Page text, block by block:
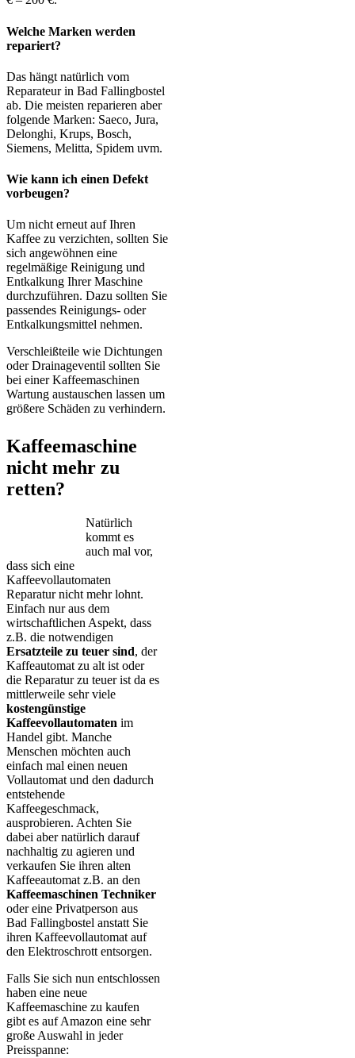
Welche Marken werden
repariert?
Das hängt natürlich vom
Reparateur in Bad Fallingbostel
ab. Die meisten reparieren aber
folgende Marken: Saeco, Jura,
Delonghi, Krups, Bosch,
Siemens, Melitta, Spidem uvm.
Wie kann ich einen Defekt
vorbeugen?
Um nicht erneut auf Ihren
Kaffee zu verzichten, sollten Sie
sich angewöhnen eine
regelmäßige Reinigung und
Entkalkung Ihrer Maschine
durchzuführen. Dazu sollten Sie
passendes Reinigungs- oder
Entkalkungsmittel nehmen.
Verschleißteile wie Dichtungen
oder Drainageventil sollten Sie
bei einer Kaffeemaschinen
Wartung austauschen lassen um
größere Schäden zu verhindern.
Kaffeemaschine
nicht mehr zu
retten?
Natürlich
kommt es
auch mal vor,
dass sich eine
Kaffeevollautomaten
Reparatur nicht mehr lohnt.
Einfach nur aus dem
wirtschaftlichen Aspekt, dass
z.B. die notwendigen
Ersatzteile zu teuer sind, der
Kaffeautomat zu alt ist oder
die Reparatur zu teuer ist da es
mittlerweile sehr viele
kostengünstige
Kaffeevollautomaten im
Handel gibt. Manche
Menschen möchten auch
einfach mal einen neuen
Vollautomat und den dadurch
entstehende
Kaffeegeschmack,
ausprobieren. Achten Sie
dabei aber natürlich darauf
nachhaltig zu agieren und
verkaufen Sie ihren alten
Kaffeeautomat z.B. an den
Kaffeemaschinen Techniker
oder eine Privatperson aus
Bad Fallingbostel anstatt Sie
ihren Kaffeevollautomat auf
den Elektroschrott entsorgen.
Falls Sie sich nun entschlossen
haben eine neue
Kaffeemaschine zu kaufen
gibt es auf Amazon eine sehr
große Auswahl in jeder
Preisspanne: